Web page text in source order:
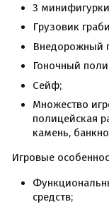
3
Грузовик
Внедорожный
Гоночный
Сейф;
Множество
полицейская
камень,
Игровые
средств;